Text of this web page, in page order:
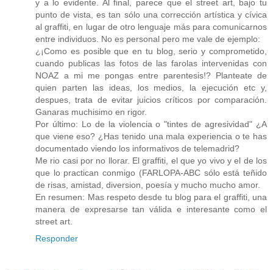
y a lo evidente. Al final, parece que el street art, bajo tu
punto de vista, es tan sólo una corrección artística y cívica
al graffiti, en lugar de otro lenguaje más para comunicarnos
entre individuos. No es personal pero me vale de ejemplo:
¿¡Como es posible que en tu blog, serio y comprometido,
cuando publicas las fotos de las farolas intervenidas con
NOAZ a mi me pongas entre parentesis!? Planteate de
quien parten las ideas, los medios, la ejecución etc y,
despues, trata de evitar juicios críticos por comparación.
Ganaras muchisimo en rigor.
Por último: Lo de la violencia o "tintes de agresividad" ¿A
que viene eso? ¿Has tenido una mala experiencia o te has
documentado viendo los informativos de telemadrid?
Me rio casi por no llorar. El graffiti, el que yo vivo y el de los
que lo practican conmigo (FARLOPA-ABC sólo está teñido
de risas, amistad, diversion, poesía y mucho mucho amor.
En resumen: Mas respeto desde tu blog para el graffiti, una
manera de expresarse tan válida e interesante como el
street art.
Responder